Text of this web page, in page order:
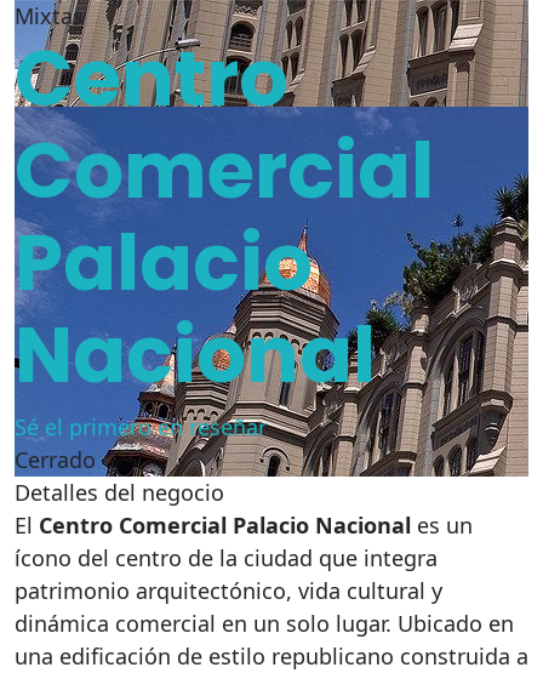
Mixtas
Centro
Comercial
Palacio
Nacional
Sé el primero en reseñar
Cerrado
Detalles del negocio
El Centro Comercial Palacio Nacional es un
ícono del centro de la ciudad que integra
patrimonio arquitectónico, vida cultural y
dinámica comercial en un solo lugar. Ubicado en
una edificación de estilo republicano construida a